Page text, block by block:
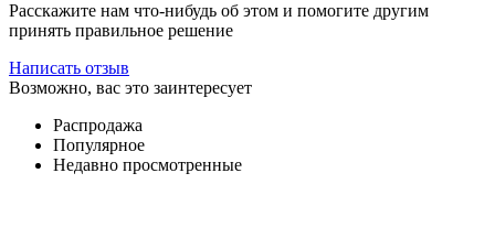
Расскажите нам что-нибудь об этом и помогите другим
принять правильное решение
Написать отзыв
Возможно, вас это заинтересует
Распродажа
Популярное
Недавно просмотренные